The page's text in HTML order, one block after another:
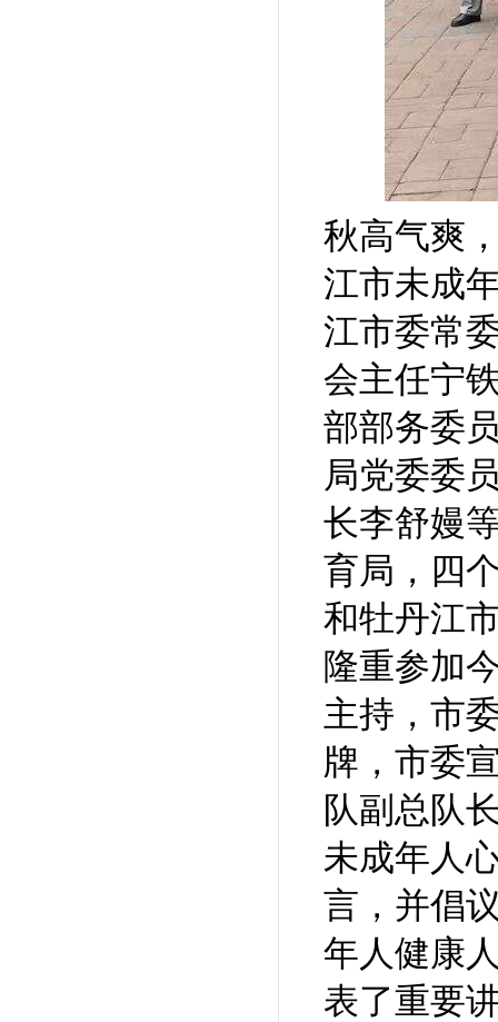
秋高气爽
江市未成
江市委常
会主任宁
部部务委
局党委委
长李舒嫚
育局，四
和牡丹江
隆重参加
主持，市
牌，市委
队副总队
未成年人
言，并倡
年人健康
表了重要